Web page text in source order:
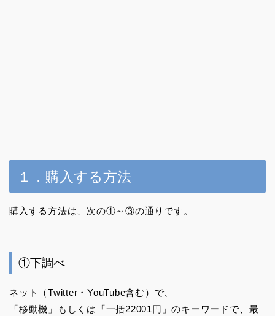
１．購入する方法
購入する方法は、次の①～③の通りです。
①下調べ
ネット（Twitter・YouTube含む）で、
「移動機」もしくは「一括22001円」のキーワードで、最